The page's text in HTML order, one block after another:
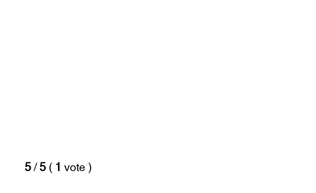
5/5 ( 1 vote)